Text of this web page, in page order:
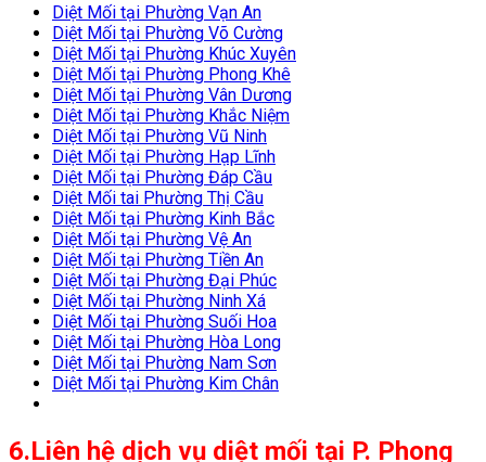
Diệt Mối tại Phường Vạn An
Diệt Mối tại Phường Võ Cường
Diệt Mối tại Phường Khúc Xuyên
Diệt Mối tại Phường Phong Khê
Diệt Mối tại Phường Vân Dương
Diệt Mối tại Phường Khắc Niệm
Diệt Mối tại Phường Vũ Ninh
Diệt Mối tại Phường Hạp Lĩnh
Diệt Mối tại Phường Đáp Cầu
Diệt Mối tai Phường Thị Cầu
Diệt Mối tại Phường Kinh Bắc
Diệt Mối tại Phường Vệ An
Diệt Mối tại Phường Tiền An
Diệt Mối tại Phường Đại Phúc
Diệt Mối tại Phường Ninh Xá
Diệt Mối tại Phường Suối Hoa
Diệt Mối tại Phường Hòa Long
Diệt Mối tại Phường Nam Sơn
Diệt Mối tại Phường Kim Chân
6.Liên hệ dịch vụ diệt mối tại P. Phong